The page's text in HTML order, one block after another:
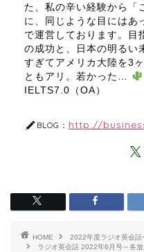
た、私の辛い経験から「
に、同じような目にはあ
で運営しております。目
の成功と、日本の明るい
すぎてアメリカ大陸を3
ともアリ。若かった…
IELTS7.0（OA）
BLOG： http://
HOME
2022年度ラジオ英会話
ラジオ英会話 2022年6月号～各